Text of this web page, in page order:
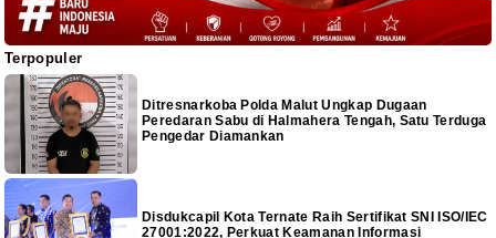
Terpopuler
Ditresnarkoba Polda Malut Ungkap Dugaan
Peredaran Sabu di Halmahera Tengah, Satu Terduga
Pengedar Diamankan
Disdukcapil Kota Ternate Raih Sertifikat SNI ISO/IEC
27001:2022, Perkuat Keamanan Informasi